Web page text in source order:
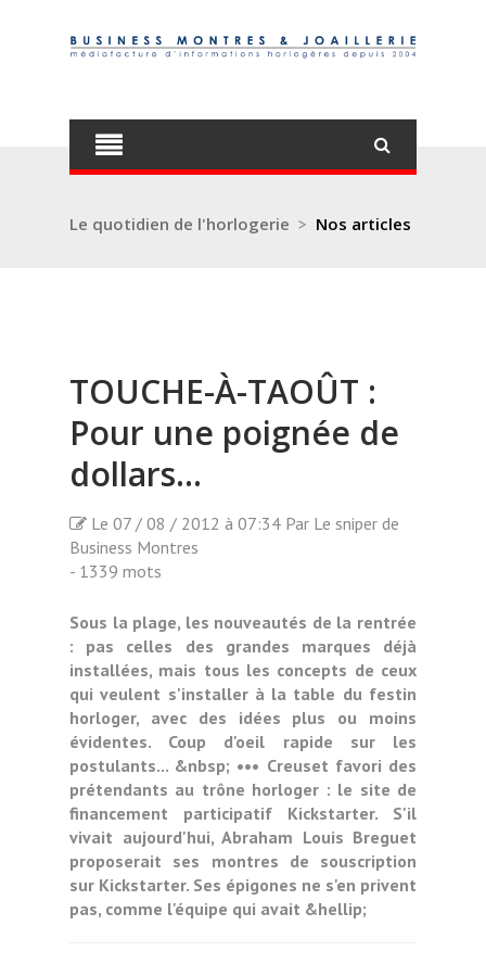
Le quotidien de l'horlogerie > Nos articles
TOUCHE-À-TAOÛT :
Pour une poignée de
dollars...
Le 07 / 08 / 2012 à 07:34 Par Le sniper de
Business Montres
- 1339 mots
Sous la plage, les nouveautés de la rentrée
: pas celles des grandes marques déjà
installées, mais tous les concepts de ceux
qui veulent s'installer à la table du festin
horloger, avec des idées plus ou moins
évidentes. Coup d'oeil rapide sur les
postulants... &nbsp; ••• Creuset favori des
prétendants au trône horloger : le site de
financement participatif Kickstarter. S'il
vivait aujourd'hui, Abraham Louis Breguet
proposerait ses montres de souscription
sur Kickstarter. Ses épigones ne s'en privent
pas, comme l'équipe qui avait &hellip;